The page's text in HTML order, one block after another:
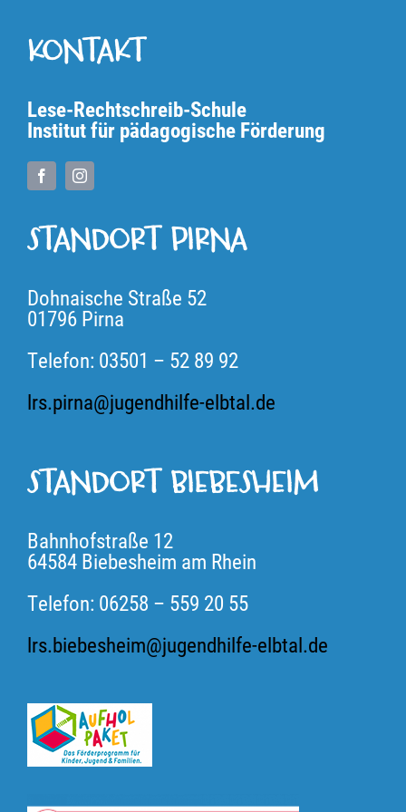
KONTAKT
Lese-Rechtschreib-Schule
Institut für pädagogische Förderung
STANDORT PIRNA
Dohnaische Straße 52
01796 Pirna
Telefon: 03501 – 52 89 92
lrs.pirna@jugendhilfe-elbtal.de
STANDORT BIEBESHEIM
Bahnhofstraße 12
64584 Biebesheim am Rhein
Telefon: 06258 – 559 20 55
lrs.biebesheim@jugendhilfe-elbtal.de